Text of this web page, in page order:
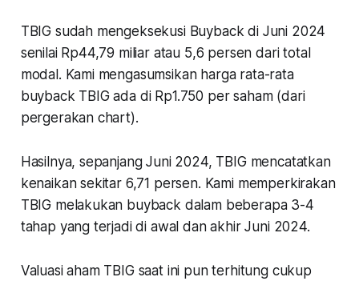
TBIG sudah mengeksekusi Buyback di Juni 2024
senilai Rp44,79 miliar atau 5,6 persen dari total
modal. Kami mengasumsikan harga rata-rata
buyback TBIG ada di Rp1.750 per saham (dari
pergerakan chart).
Hasilnya, sepanjang Juni 2024, TBIG mencatatkan
kenaikan sekitar 6,71 persen. Kami memperkirakan
TBIG melakukan buyback dalam beberapa 3-4
tahap yang terjadi di awal dan akhir Juni 2024.
Valuasi aham TBIG saat ini pun terhitung cukup